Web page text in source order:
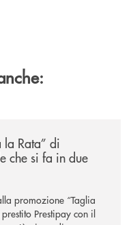
Rata” di
che si fa in due
promozione “Taglia
Prestipay con il